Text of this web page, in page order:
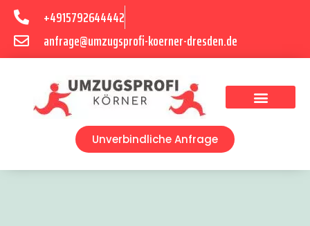
+4915792644442
anfrage@umzugsprofi-koerner-dresden.de
Unverbindliche Anfrage